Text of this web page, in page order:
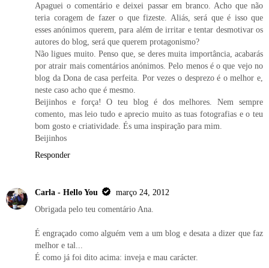
Apaguei o comentário e deixei passar em branco. Acho que não
teria coragem de fazer o que fizeste. Aliás, será que é isso que
esses anónimos querem, para além de irritar e tentar desmotivar os
autores do blog, será que querem protagonismo?
Não ligues muito. Penso que, se deres muita importância, acabarás
por atrair mais comentários anónimos. Pelo menos é o que vejo no
blog da Dona de casa perfeita. Por vezes o desprezo é o melhor e,
neste caso acho que é mesmo.
Beijinhos e força! O teu blog é dos melhores. Nem sempre
comento, mas leio tudo e aprecio muito as tuas fotografias e o teu
bom gosto e criatividade. És uma inspiração para mim.
Beijinhos
Responder
Carla - Hello You
março 24, 2012
Obrigada pelo teu comentário Ana.
É engraçado como alguém vem a um blog e desata a dizer que faz
melhor e tal...
É como já foi dito acima: inveja e mau carácter.